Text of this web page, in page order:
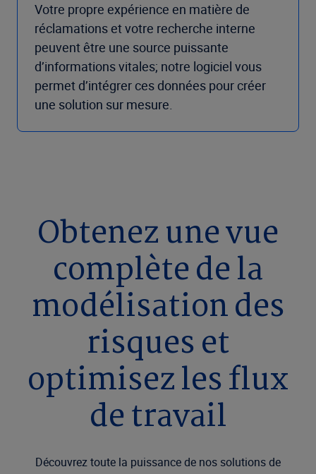
Votre propre expérience en matière de
réclamations et votre recherche interne
peuvent être une source puissante
d’informations vitales; notre logiciel vous
permet d’intégrer ces données pour créer
une solution sur mesure.
Obtenez une vue
complète de la
modélisation des
risques et
optimisez les flux
de travail
Découvrez toute la puissance de nos solutions de